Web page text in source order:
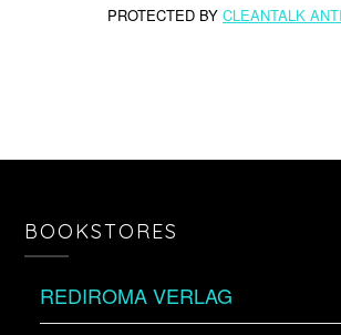
PROTECTED BY CLEANTALK
BOOKSTORES
REDIROMA VERLAG